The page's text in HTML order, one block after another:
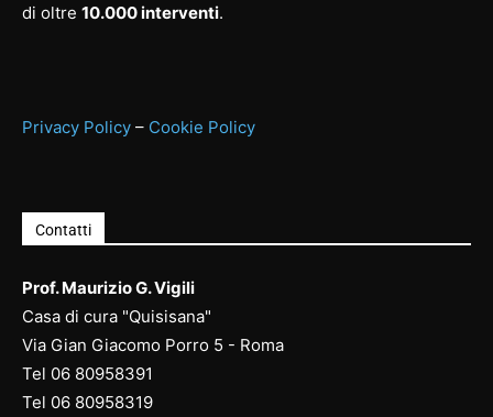
di oltre 10.000 interventi.
Privacy Policy – Cookie Policy
Contatti
Prof. Maurizio G. Vigili
Casa di cura "Quisisana"
Via Gian Giacomo Porro 5 - Roma
Tel 06 80958391
Tel 06 80958319